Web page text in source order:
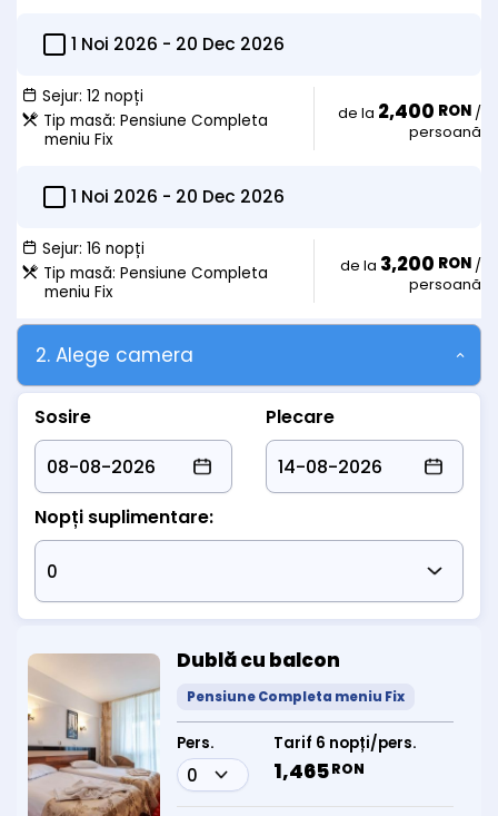
1 Noi 2026 - 20 Dec 2026
Sejur: 12 nopți
Tip masă: Pensiune Completa
meniu Fix
de la 2,400 RON /
persoană
1 Noi 2026 - 20 Dec 2026
Sejur: 16 nopți
Tip masă: Pensiune Completa
meniu Fix
de la 3,200 RON /
persoană
2. Alege camera
Sosire Plecare
Nopți suplimentare:
Dublă cu balcon
Pensiune Completa meniu Fix
Pers. Tarif 6 nopți/pers.
1,465RON